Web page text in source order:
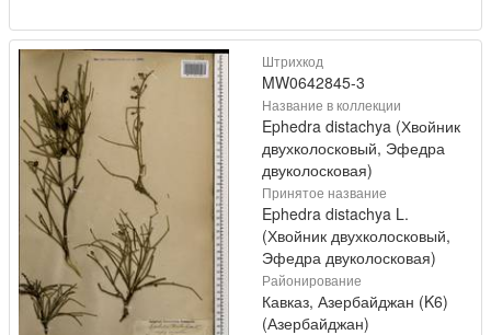
Штрихкод
MW0642845-3
Название в коллекции
Ephedra distachya (Хвойник
двухколосковый, Эфедра
двуколосковая)
Принятое название
Ephedra distachya L.
(Хвойник двухколосковый,
Эфедра двуколосковая)
Районирование
Кавказ, Азербайджан (K6)
(Азербайджан)